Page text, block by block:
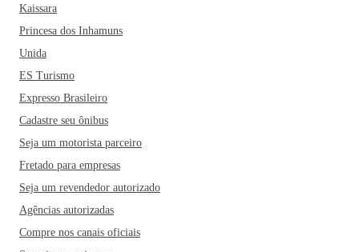
Kaissara
Princesa dos Inhamuns
Unida
ES Turismo
Expresso Brasileiro
Cadastre seu ônibus
Seja um motorista parceiro
Fretado para empresas
Seja um revendedor autorizado
Agências autorizadas
Compre nos canais oficiais